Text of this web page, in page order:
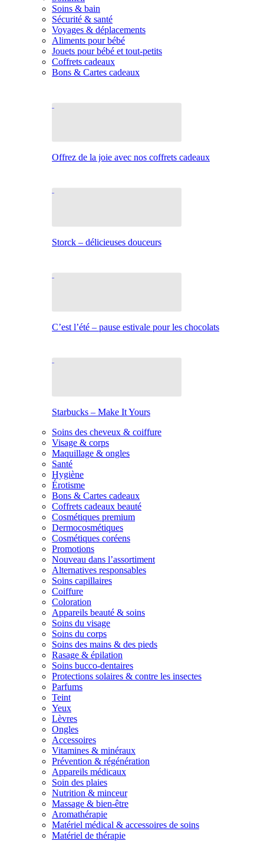
Soins & bain
Sécurité & santé
Voyages & déplacements
Aliments pour bébé
Jouets pour bébé et tout-petits
Coffrets cadeaux
Bons & Cartes cadeaux
Offrez de la joie avec nos coffrets cadeaux
Storck – délicieuses douceurs
C’est l’été – pause estivale pour les chocolats
Starbucks – Make It Yours
Soins des cheveux & coiffure
Visage & corps
Maquillage & ongles
Santé
Hygiène
Érotisme
Bons & Cartes cadeaux
Coffrets cadeaux beauté
Cosmétiques premium
Dermocosmétiques
Cosmétiques coréens
Promotions
Nouveau dans l’assortiment
Alternatives responsables
Soins capillaires
Coiffure
Coloration
Appareils beauté & soins
Soins du visage
Soins du corps
Soins des mains & des pieds
Rasage & épilation
Soins bucco-dentaires
Protections solaires & contre les insectes
Parfums
Teint
Yeux
Lèvres
Ongles
Accessoires
Vitamines & minéraux
Prévention & régénération
Appareils médicaux
Soin des plaies
Nutrition & minceur
Massage & bien-être
Aromathérapie
Matériel médical & accessoires de soins
Matériel de thérapie